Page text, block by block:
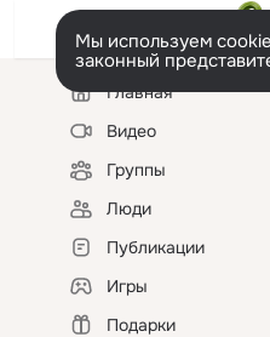
Мы используем
законный
Левая
колонкаГлавная
Видео
Группы
Люди
Публикации
Игры
Подарки